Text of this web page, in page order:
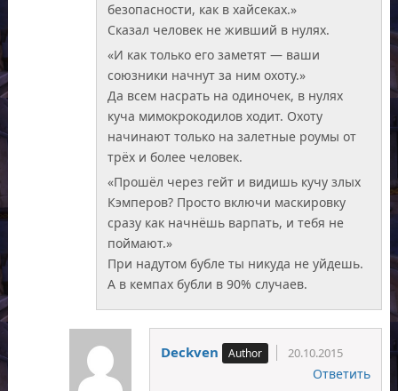
безопасности, как в хайсеках.»
Сказал человек не живший в нулях.
«И как только его заметят — ваши
союзники начнут за ним охоту.»
Да всем насрать на одиночек, в нулях
куча мимокрокодилов ходит. Охоту
начинают только на залетные роумы от
трёх и более человек.
«Прошёл через гейт и видишь кучу злых
Кэмперов? Просто включи маскировку
сразу как начнёшь варпать, и тебя не
поймают.»
При надутом бубле ты никуда не уйдешь.
А в кемпах бубли в 90% случаев.
Deckven 20.10.2015
Ответить